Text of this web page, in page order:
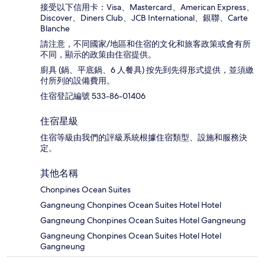
接受以下信用卡：Visa、Mastercard、American Express、
Discover、Diners Club、JCB International、銀聯、Carte
Blanche
請注意，不同國家/地區和住宿的文化和旅客政策或會有所
不同，顯示的政策由住宿提供。
廚具 (鍋、平底鍋、6 人餐具) 按先到先得形式提供，並須繳
付所列的設備費用。
住宿登記編號 533-86-01406
住宿星級
住宿等級由我們的評級系統根據住宿類型、設施和服務決
定。
其他名稱
Chonpines Ocean Suites
Gangneung Chonpines Ocean Suites Hotel Hotel
Gangneung Chonpines Ocean Suites Hotel Gangneung
Gangneung Chonpines Ocean Suites Hotel Hotel
Gangneung